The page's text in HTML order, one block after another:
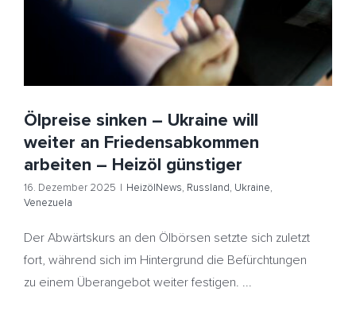
Ölpreise sinken – Ukraine will
weiter an Friedensabkommen
arbeiten – Heizöl günstiger
16. Dezember 2025 | HeizölNews, Russland, Ukraine,
Venezuela
Der Abwärtskurs an den Ölbörsen setzte sich zuletzt
fort, während sich im Hintergrund die Befürchtungen
zu einem Überangebot weiter festigen. ...